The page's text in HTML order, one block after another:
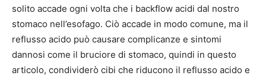
solito accade ogni volta che i backflow acidi dal nostro
stomaco nell’esofago. Ciò accade in modo comune, ma il
reflusso acido può causare complicanze e sintomi
dannosi come il bruciore di stomaco, quindi in questo
articolo, condividerò cibi che riducono il reflusso acido e